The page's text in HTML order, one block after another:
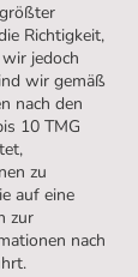
Richtigkeit,
jedoch
wir gemäß
nach den
10 TMG
zu
auf eine
zur
nach